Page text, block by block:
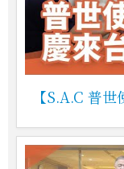
【S.A.C 普